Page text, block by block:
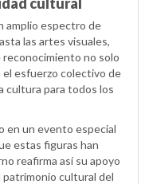
amplio espectro de
las artes visuales,
no solo
esfuerzo colectivo de
cultura para todos los
en un evento especial
estas figuras han
reafirma así su apoyo
patrimonio cultural del